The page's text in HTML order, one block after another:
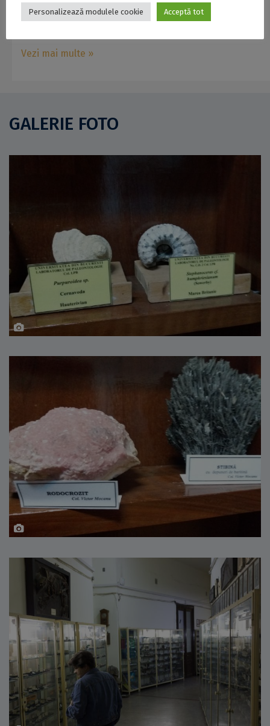
Vezi mai multe »
GALERIE FOTO
Personalizează modulele cookie Acceptă tot